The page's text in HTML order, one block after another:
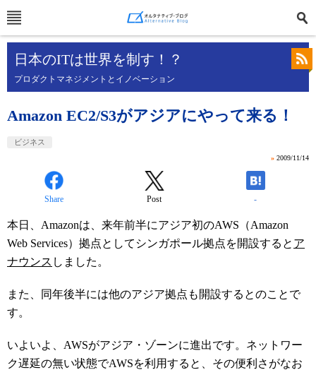
日本のITは世界を制す！？
プロダクトマネジメントとイノベーション
Amazon EC2/S3がアジアにやって来る！
ビジネス
» 2009/11/14
Share Post -
本日、Amazonは、来年前半にアジア初のAWS（Amazon
Web Services）拠点としてシンガポール拠点を開設すると ア
ナウンス しました。
また、同年後半には他のアジア拠点も開設するとのことで
す。
いよいよ、AWSがアジア・ゾーンに進出です。ネットワー
ク遅延の無い状態でAWSを利用すると、その便利さがなお